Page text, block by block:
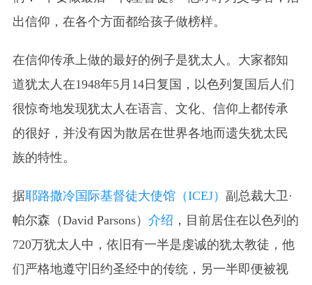
出信仰，在各个方面都给孩子做榜样。
在信仰传承上做的最好的例子是犹太人。大家都知
道犹太人在1948年5月14日复国，以色列复国后人们
很惊奇地发现犹太人在语言、文化、信仰上都传承
的很好，并没有因为散居在世界各地而遗失犹太民
族的特性。
据耶路撒冷国际基督徒大使馆（ICEJ） 副总裁大卫·
帕尔森（David Parsons） 介绍 ，目前居住在以色列的
720万犹太人中，依旧有一半是虔诚的犹太教徒，他
们严格地遵守旧约圣经中的传统，另一半即便被视